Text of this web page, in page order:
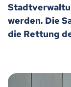
werden. Die
die Rettung